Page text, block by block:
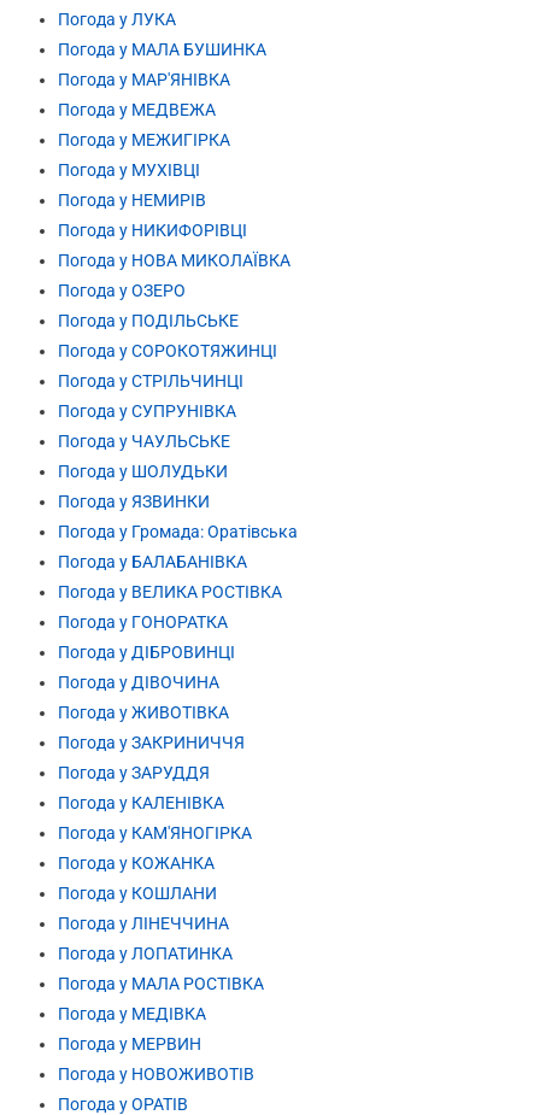
Погода у ЛУКА
Погода у МАЛА БУШИНКА
Погода у МАР'ЯНІВКА
Погода у МЕДВЕЖА
Погода у МЕЖИГІРКА
Погода у МУХІВЦІ
Погода у НЕМИРІВ
Погода у НИКИФОРІВЦІ
Погода у НОВА МИКОЛАЇВКА
Погода у ОЗЕРО
Погода у ПОДІЛЬСЬКЕ
Погода у СОРОКОТЯЖИНЦІ
Погода у СТРІЛЬЧИНЦІ
Погода у СУПРУНІВКА
Погода у ЧАУЛЬСЬКЕ
Погода у ШОЛУДЬКИ
Погода у ЯЗВИНКИ
Погода у Громада: Оратівська
Погода у БАЛАБАНІВКА
Погода у ВЕЛИКА РОСТІВКА
Погода у ГОНОРАТКА
Погода у ДІБРОВИНЦІ
Погода у ДІВОЧИНА
Погода у ЖИВОТІВКА
Погода у ЗАКРИНИЧЧЯ
Погода у ЗАРУДДЯ
Погода у КАЛЕНІВКА
Погода у КАМ'ЯНОГІРКА
Погода у КОЖАНКА
Погода у КОШЛАНИ
Погода у ЛІНЕЧЧИНА
Погода у ЛОПАТИНКА
Погода у МАЛА РОСТІВКА
Погода у МЕДІВКА
Погода у МЕРВИН
Погода у НОВОЖИВОТІВ
Погода у ОРАТІВ